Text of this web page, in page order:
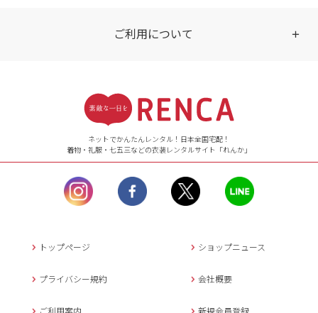
ご利用について
【ご注文（インターネット）】
24時間年中無休
【お問い合わせ窓口（メー
ル）】10:00~17:00
土曜日、日曜日、臨
時休業日を除く。
営業時間外にいただ
返信させていただきま
年末年始、大型連休
ネットでかんたんレンタル！日本全国宅配！
着物・礼服・七五三などの衣装レンタルサイト「れんか」
トップページ ショップニュース
プライバシー規約 会社概要
ご利用案内 新規会員登録